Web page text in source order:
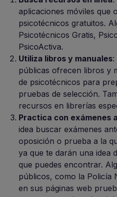
aplicaciones móviles que
psicotécnicos gratuitos.
Psicotécnicos Gratis,
PsicoActiva.
Utiliza libros y manuales:
públicas ofrecen libros y
de psicotécnicos para
pruebas de selección.
recursos en librerías
Practica con exámenes
idea buscar exámenes
oposición o prueba a la
ya que te darán una idea
que puedes encontrar.
públicos, como la Policía
en sus páginas web